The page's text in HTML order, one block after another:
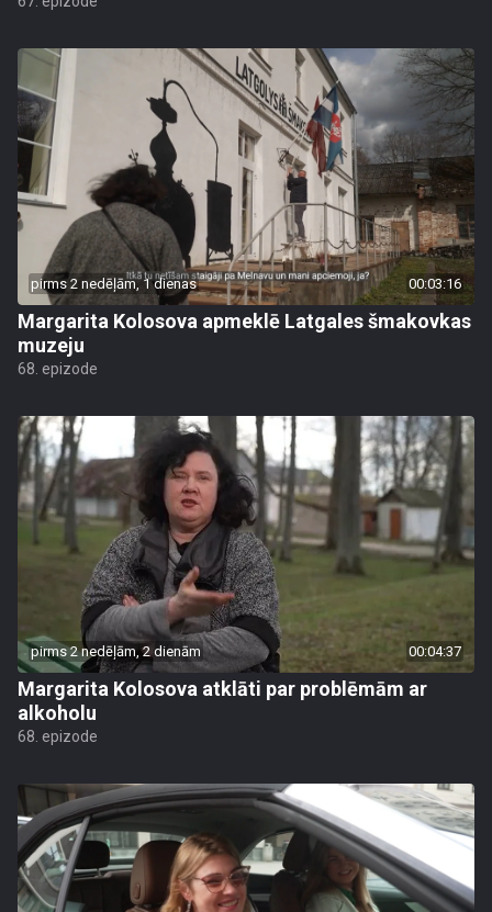
pirms 2 nedēļām, 1 dienas 00:03:16
Margarita Kolosova apmeklē Latgales šmakovkas
muzeju
68. epizode
pirms 2 nedēļām, 2 dienām 00:04:37
Margarita Kolosova atklāti par problēmām ar
alkoholu
68. epizode